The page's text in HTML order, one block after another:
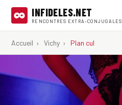
INFIDELES.NET
RENCONTRES EXTRA-CONJUGALES
Accueil › Vichy › Plan cul